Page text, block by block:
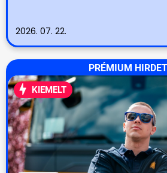
2026. 07. 22.
PRÉMIUM
KIEMELT